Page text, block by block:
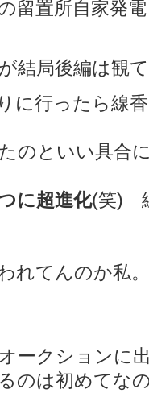
留置所自家発
結局後編は観
に行ったら線
のといい具合
に超進化(笑)
れてんのか私
ークションに
のは初めてな